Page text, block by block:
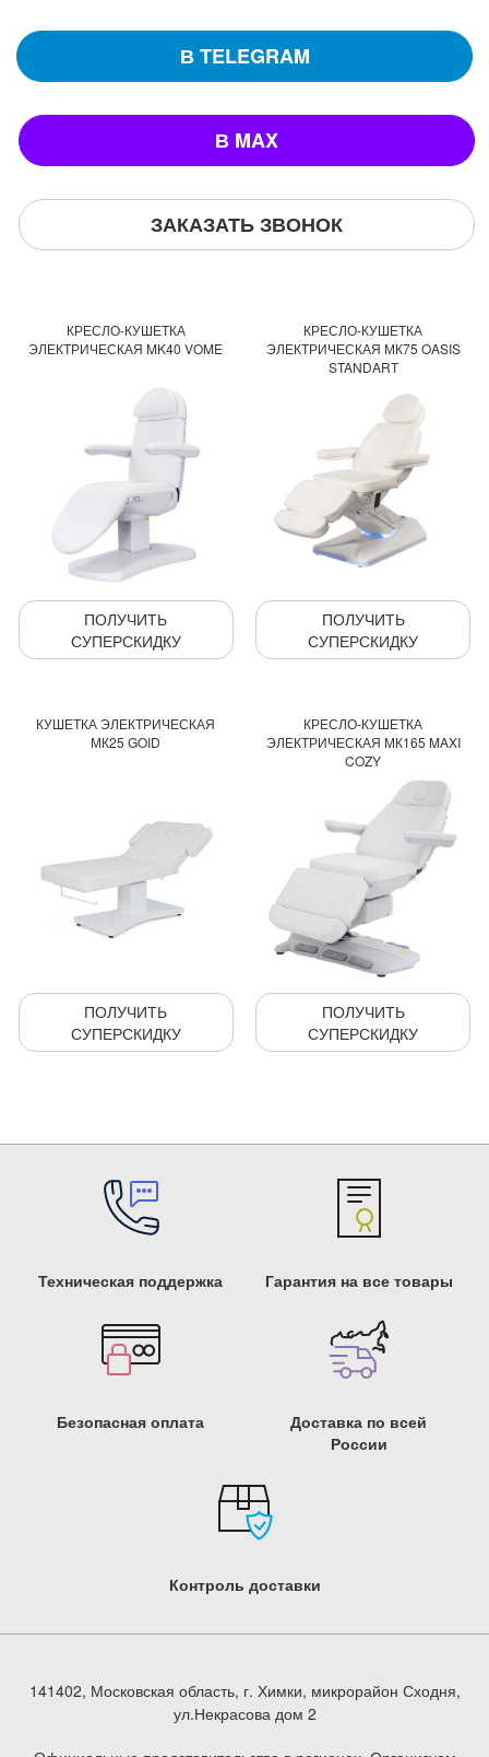
В TELEGRAM
В MAX
ЗАКАЗАТЬ ЗВОНОК
КРЕСЛО-КУШЕТКА
ЭЛЕКТРИЧЕСКАЯ MK40 VOME
ПОЛУЧИТЬ
СУПЕРСКИДКУ
КРЕСЛО-КУШЕТКА
ЭЛЕКТРИЧЕСКАЯ МК75 OASIS
STANDART
ПОЛУЧИТЬ
СУПЕРСКИДКУ
КУШЕТКА ЭЛЕКТРИЧЕСКАЯ
МК25 GOID
ПОЛУЧИТЬ
СУПЕРСКИДКУ
КРЕСЛО-КУШЕТКА
ЭЛЕКТРИЧЕСКАЯ МК165 MAXI
COZY
ПОЛУЧИТЬ
СУПЕРСКИДКУ
Техническая поддержка Гарантия на все товары
Безопасная оплата
Доставка по всей
России
Контроль доставки
141402, Московская область, г. Химки, микрорайон Сходня,
ул.Некрасова дом 2